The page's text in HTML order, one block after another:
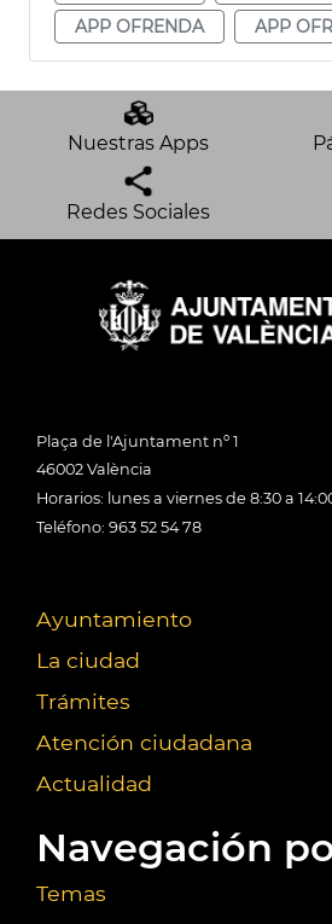
APP OFRENDA
APP
Nuestras Apps
Redes Sociales
Plaça de l'Ajuntament nº 1
46002 València
Horarios: lunes a viernes de 8:30 a
Teléfono: 963 52 54 78
Ayuntamiento
La ciudad
Trámites
Atención ciudadana
Actualidad
Navegación
Temas